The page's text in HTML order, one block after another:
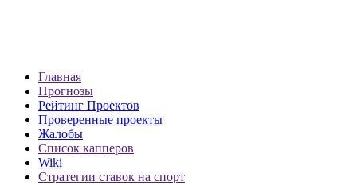
Главная
Прогнозы
Рейтинг Проектов
Проверенные проекты
Жалобы
Список капперов
Wiki
Стратегии ставок на спорт